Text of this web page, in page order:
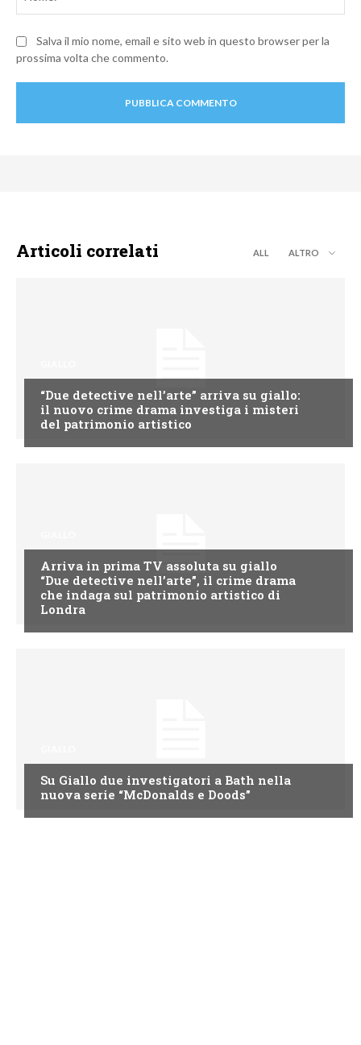
Salva il mio nome, email e sito web in questo browser per la
prossima volta che commento.
Articoli correlati ALL ALTRO
“Due detective nell’arte” arriva su giallo:
il nuovo crime drama investiga i misteri
del patrimonio artistico
Arriva in prima TV assoluta su giallo
“Due detective nell’arte”, il crime drama
che indaga sul patrimonio artistico di
Londra
Su Giallo due investigatori a Bath nella
nuova serie “McDonalds e Doods”